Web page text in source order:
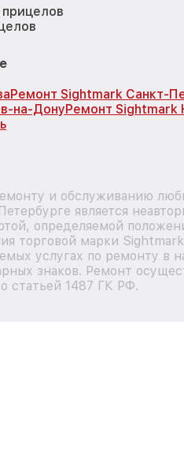
Ремонт Sightmark Санкт-
на-ДонуРемонт
и обслуживанию
является
определяемой
торговой марки
услугах по ремонту в
знаков. Ремонт
статьей 1487 ГК РФ.